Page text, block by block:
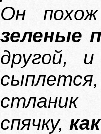
Он
зеленые
другой,
спячку,